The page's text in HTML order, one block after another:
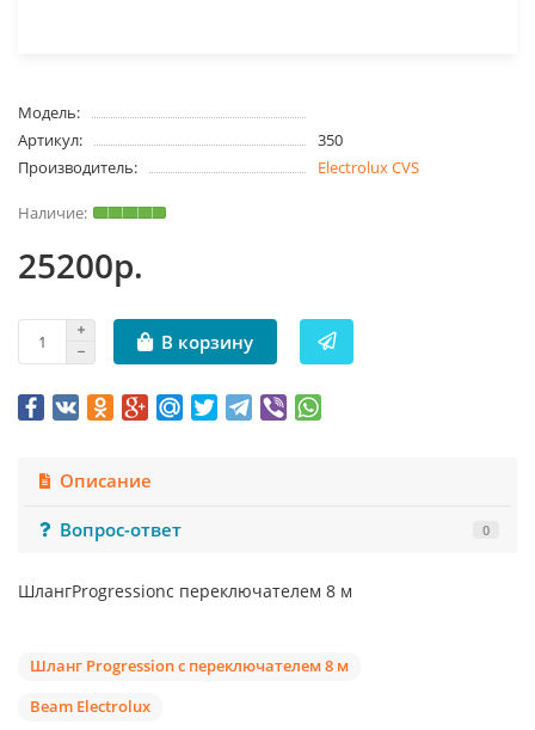
Модель:
Артикул:
350
Производитель:
Electrolux CVS
25200р.
В корзину
Описание
Вопрос-ответ
0
ШлангProgressionс переключателем 8 м
Шланг Progression с переключателем 8 м
Beam Electrolux